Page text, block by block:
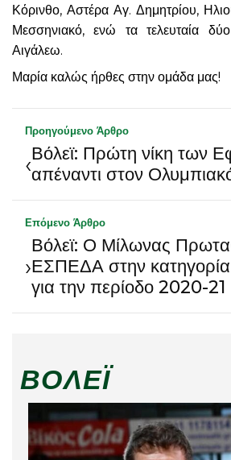
Κόρινθο, Αστέρα Αγ. Δημητρίου,
Μεσσηνιακό, ενώ τα τελευταία
Αιγάλεω.
Μαρία καλώς ήρθες στην ομάδα μας!
Προηγούμενο Άρθρο
‹Βόλεϊ: Πρώτη νίκη των
απέναντι στον
Επόμενο Άρθρο
›
Βόλεϊ: Ο Μίλωνας
ΕΣΠΕΔΑ στην
για την περίοδο 2020-21
ΒΌΛΕΪ